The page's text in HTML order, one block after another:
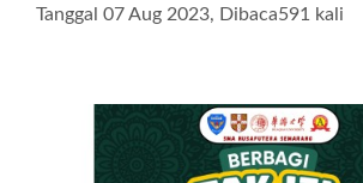
Tanggal 07 Aug 2023, Dibaca591 kali